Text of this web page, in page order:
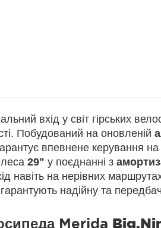
вхід у світ гірських
Побудований на оновленій
впевнене керування на
29" у поєднанні з
навіть на нерівних
надійну та
Merida